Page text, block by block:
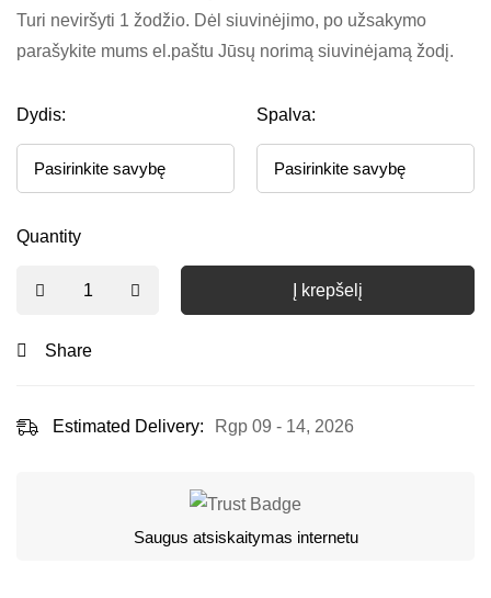
Turi neviršyti 1 žodžio. Dėl siuvinėjimo, po užsakymo
parašykite mums el.paštu Jūsų norimą siuvinėjamą žodį.
Dydis: Spalva:
Quantity
Į krepšelį
Share
Estimated Delivery: Rgp 09 - 14, 2026
Saugus atsiskaitymas internetu